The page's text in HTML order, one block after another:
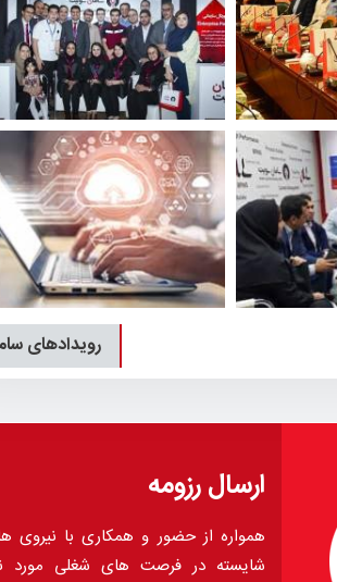
رویدادهای
ارسال رزومه
همواره از حضور و همکاری با نیروی
شایسته در فرصت های شغلی مورد